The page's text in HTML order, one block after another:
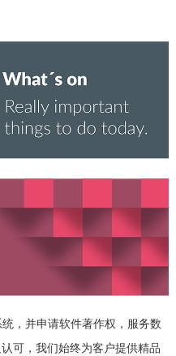
，并申请软件著作权，服务数
可，我们始终为客户提供精品